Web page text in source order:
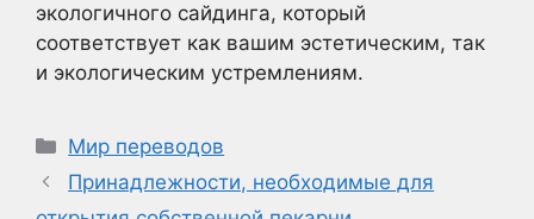
экологичного сайдинга, который
соответствует как вашим эстетическим, так
и экологическим устремлениям.
Рубрики
Мир переводов
Принадлежности, необходимые для